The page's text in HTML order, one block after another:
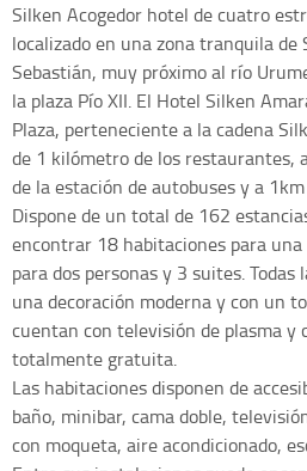
Silken Acogedor hotel de cuatro
localizado en una zona tranquila de
Sebastián, muy próximo al río
la plaza Pío XII. El Hotel Silken
Plaza, perteneciente a la cadena
de 1 kilómetro de los restaurantes,
de la estación de autobuses y a
Dispone de un total de 162
encontrar 18 habitaciones para
para dos personas y 3 suites.
una decoración moderna y con un
cuentan con televisión de plasma y
totalmente gratuita.
Las habitaciones disponen de
baño, minibar, cama doble,
con moqueta, aire acondicionado,